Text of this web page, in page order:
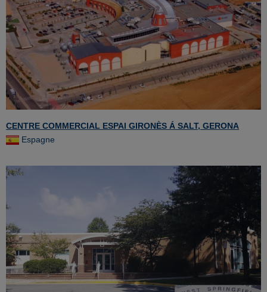
CENTRE COMMERCIAL ESPAI GIRONÈS Á SALT, GERONA
Espagne